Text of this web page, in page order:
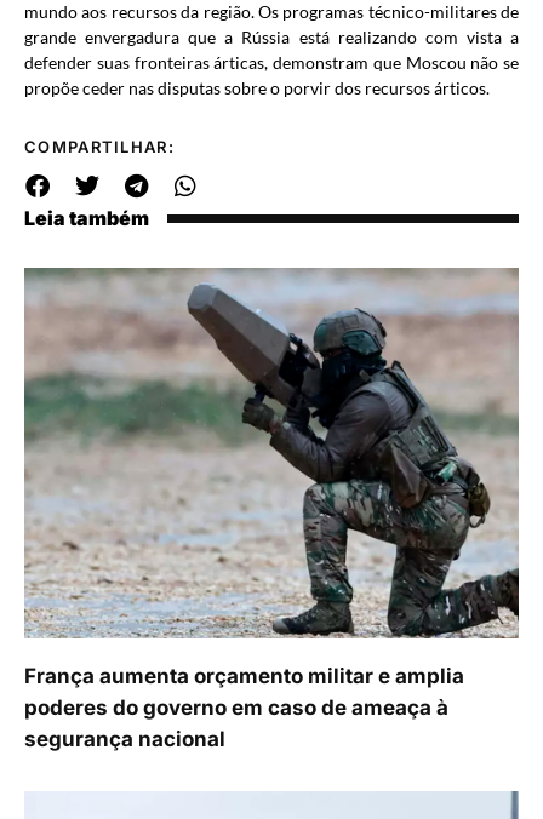
mundo aos recursos da região. Os programas técnico-militares de
grande envergadura que a Rússia está realizando com vista a
defender suas fronteiras árticas, demonstram que Moscou não se
propõe ceder nas disputas sobre o porvir dos recursos árticos.
COMPARTILHAR:
Leia também
França aumenta orçamento militar e amplia
poderes do governo em caso de ameaça à
segurança nacional